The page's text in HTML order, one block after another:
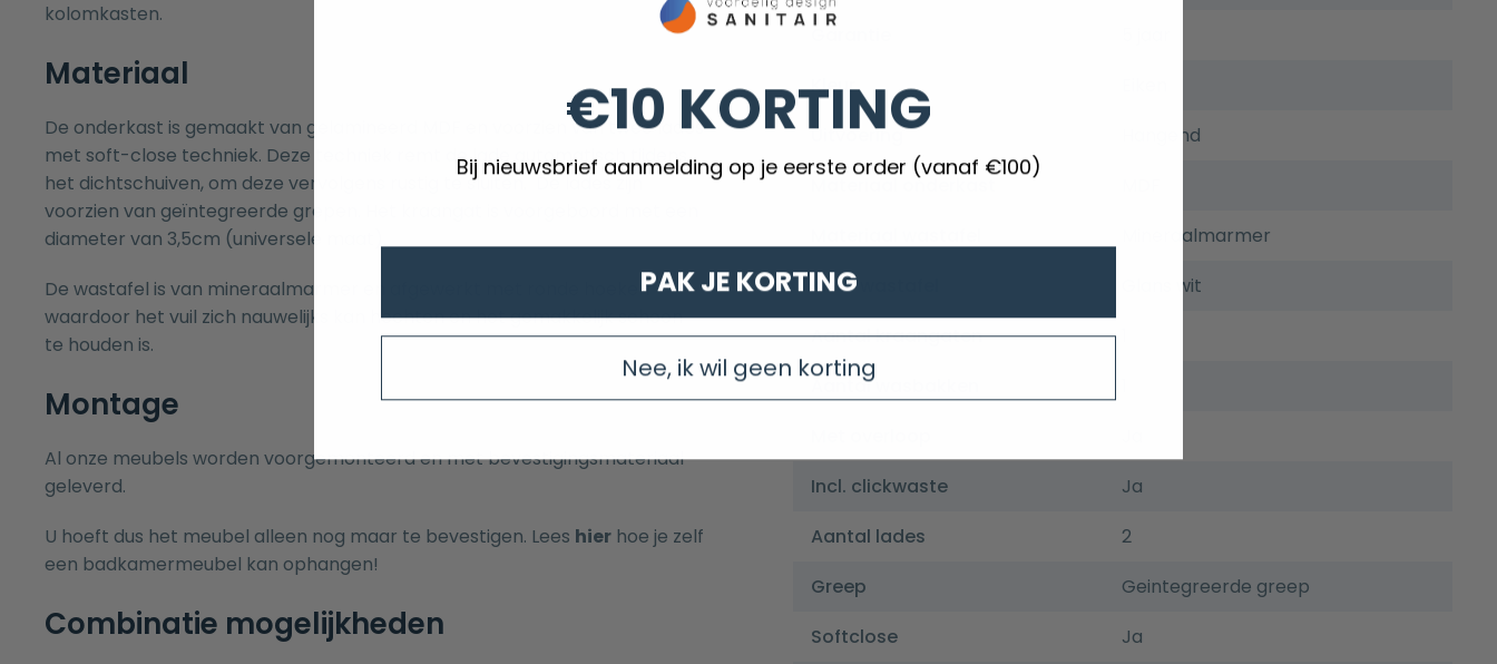
kolomkasten.
Materiaal
De onderkast is gemaakt van gelamineerd MDF en voorzien van twee lades
met soft-close techniek. Deze techniek remt de lade automatisch tijdens
het dichtschuiven, om deze vervolgens rustig te sluiten. De lades zijn
voorzien van geïntegreerde grepen. Het kraangat is voorgeboord met een
diameter van 3,5cm (universele maat).
De wastafel is van mineraalmarmer en afgewerkt met ronde hoeken
waardoor het vuil zich nauwelijks kan hechten en het gemakkelijk schoon
te houden is.
Montage
Al onze meubels worden voorgemonteerd en met bevestigingsmateriaal
geleverd.
U hoeft dus het meubel alleen nog maar te bevestigen. Lees hier hoe je zelf
een badkamermeubel kan ophangen!
Combinatie mogelijkheden
Kleur
Uitvoering
Hangend
Materiaal onderkast
Mineraalmarmer
Kleur wastafel
Glans wit
Aantal kraangaten
Aantal wasbakken
Incl. clickwaste
Ja
Aantal lades
2
Greep
Geintegreerde greep
Softclose
Ja
€10 KORTING
Bij nieuwsbrief aanmelding op je eerste order (vanaf €100)
PAK JE KORTING
Nee, ik wil geen korting